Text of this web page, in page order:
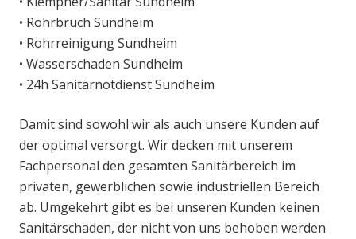
• Rohrbruch Sundheim
• Rohrreinigung Sundheim
• Wasserschaden Sundheim
• 24h Sanitärnotdienst Sundheim
Damit sind sowohl wir als auch unsere Kunden auf
der optimal versorgt. Wir decken mit unserem
Fachpersonal den gesamten Sanitärbereich im
privaten, gewerblichen sowie industriellen Bereich
ab. Umgekehrt gibt es bei unseren Kunden keinen
Sanitärschaden, der nicht von uns behoben werden